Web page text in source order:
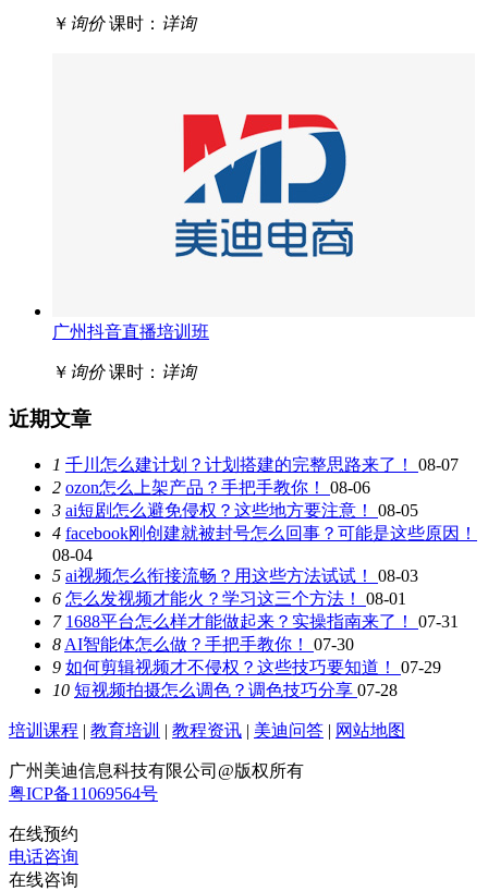
￥ 询价 课时： 详询
广州抖音直播培训班
￥ 询价 课时： 详询
近期文章
1 千川怎么建计划？计划搭建的完整思路来了！ 08-07
2 ozon怎么上架产品？手把手教你！ 08-06
3 ai短剧怎么避免侵权？这些地方要注意！ 08-05
4 facebook刚创建就被封号怎么回事？可能是这些原因！
08-04
5 ai视频怎么衔接流畅？用这些方法试试！ 08-03
6 怎么发视频才能火？学习这三个方法！ 08-01
7 1688平台怎么样才能做起来？实操指南来了！ 07-31
8 AI智能体怎么做？手把手教你！ 07-30
9 如何剪辑视频才不侵权？这些技巧要知道！ 07-29
10 短视频拍摄怎么调色？调色技巧分享 07-28
培训课程 | 教育培训 | 教程资讯 | 美迪问答 | 网站地图
广州美迪信息科技有限公司@版权所有
粤ICP备11069564号
在线预约
电话咨询
在线咨询